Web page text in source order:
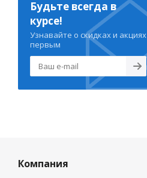
Будьте всегда в
курсе!
Узнавайте о скидках и акциях
первым
Компания